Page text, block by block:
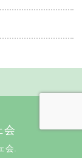
会
会.